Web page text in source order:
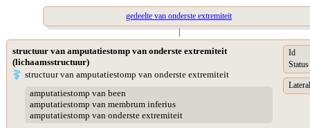
gedeelte van onderste extremiteit
|
structuur van amputatiestomp van onderste extremiteit
(lichaamsstructuur)
structuur van amputatiestomp van onderste extremiteit
amputatiestomp van been
amputatiestomp van membrum inferius
amputatiestomp van onderste extremiteit
Id
Status